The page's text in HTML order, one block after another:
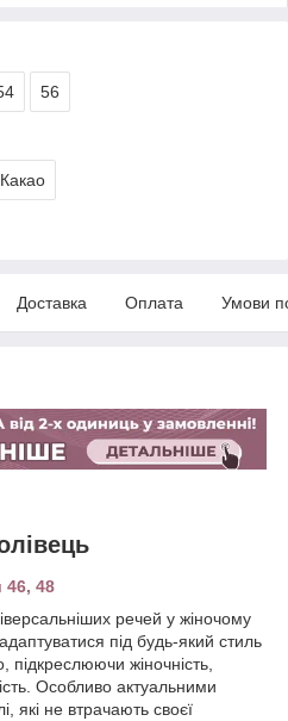
56
Какао
Доставка Оплата Умови
46, 48
речей у жіночому
під будь-який стиль
підкреслюючи жіночність,
Особливо актуальними
які не втрачають своєї